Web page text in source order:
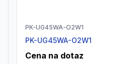
PK-UG45WA-O2W1
PK-UG45WA-O2W1
Cena na dotaz